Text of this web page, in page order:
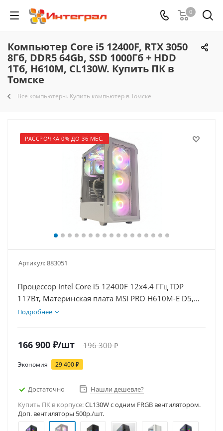
0
Компьютер Core i5 12400F, RTX 3050
8Гб, DDR5 64Gb, SSD 1000Гб + HDD
1Тб, H610M, CL130W. Купить ПК в
Томске
Все компьютеры. Купить компьютер в Томске
РАССРОЧКА 0% ДО 36 МЕС.
Артикул:883051
Процессор Intel Core i5 12400F 12x4.4 ГГц TDP
117Вт, Материнская плата MSI PRO H610M-E D5,
Видеокарта RTX 3050 8Гб, Память DDR5 64Gb,
Подробнее
166 900 ₽/шт 196 300₽
Экономия 29 400₽
Достаточно
Нашли дешевле?
Купить ПК в корпусе:CL130W c одним FRGB вентилятором.
Доп. вентиляторы 500р./шт.